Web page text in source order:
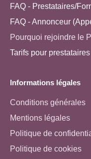
FAQ - Prestataires/
FAQ - Annonceur
Pourquoi rejoindre le
Tarifs pour prestataires
Informations légales
Conditions générales
Mentions légales
Politique de
Politique de cookies